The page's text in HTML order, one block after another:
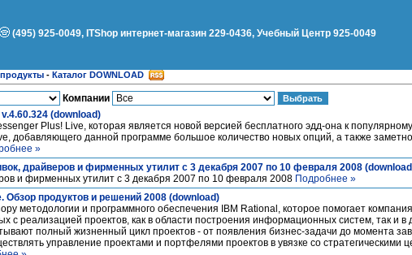
(495) 925-0049, ITShop интернет-магазин 229-0436, Учебный Центр 925-0049
- Каталог DOWNLOAD
Компании
(download)
Plus! Live, которая является новой версией бесплатного эдд-она к
добавляющего данной программе большое количество новых опций, а также
»
драйверов и фирменных утилит с 3 декабря 2007 по 10 февраля 2008
и фирменных утилит с 3 декабря 2007 по 10 февраля 2008 Подробнее »
Обзор продуктов и решений 2008 (download)
методологии и программного обеспечения IBM Rational, которое помогает
с реализацией проектов, как в области построения информационных систем, так и в
полный жизненный цикл проектов - от появления бизнес-задачи до момента
управление проектами и портфелями проектов в увязке со стратегическими